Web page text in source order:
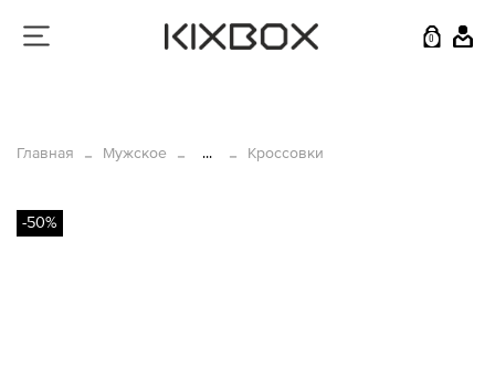
0
Главная Мужское ... Кроссовки
-50%